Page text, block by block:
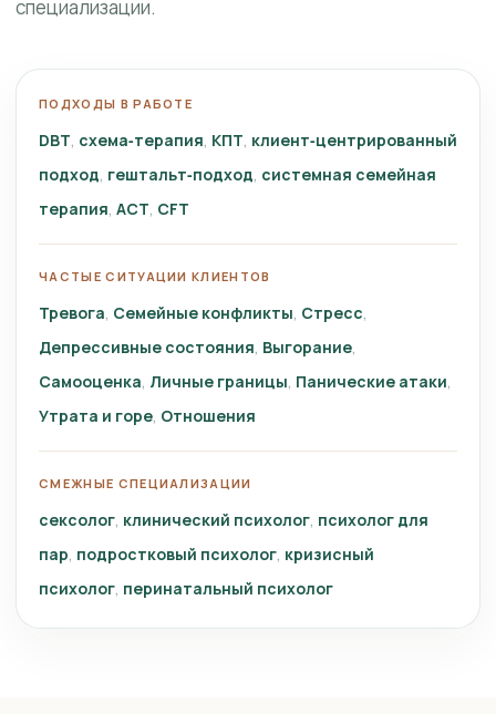
специализации.
ПОДХОДЫ В РАБОТЕ
DBT схема‑терапия КПТ клиент‑центрированный
подход гештальт‑подход системная семейная
терапия ACT CFT
ЧАСТЫЕ СИТУАЦИИ КЛИЕНТОВ
Тревога Семейные конфликты Стресс
Депрессивные состояния Выгорание
Самооценка Личные границы Панические атаки
Утрата и горе Отношения
СМЕЖНЫЕ СПЕЦИАЛИЗАЦИИ
сексолог клинический психолог психолог для
пар подростковый психолог кризисный
психолог перинатальный психолог